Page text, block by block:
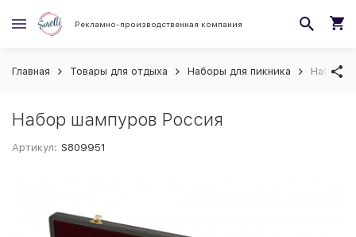
Рекламно-производственная компания
Главная Товары для отдыха Наборы для пикника Набор
Набор шампуров Россия
Артикул: S809951